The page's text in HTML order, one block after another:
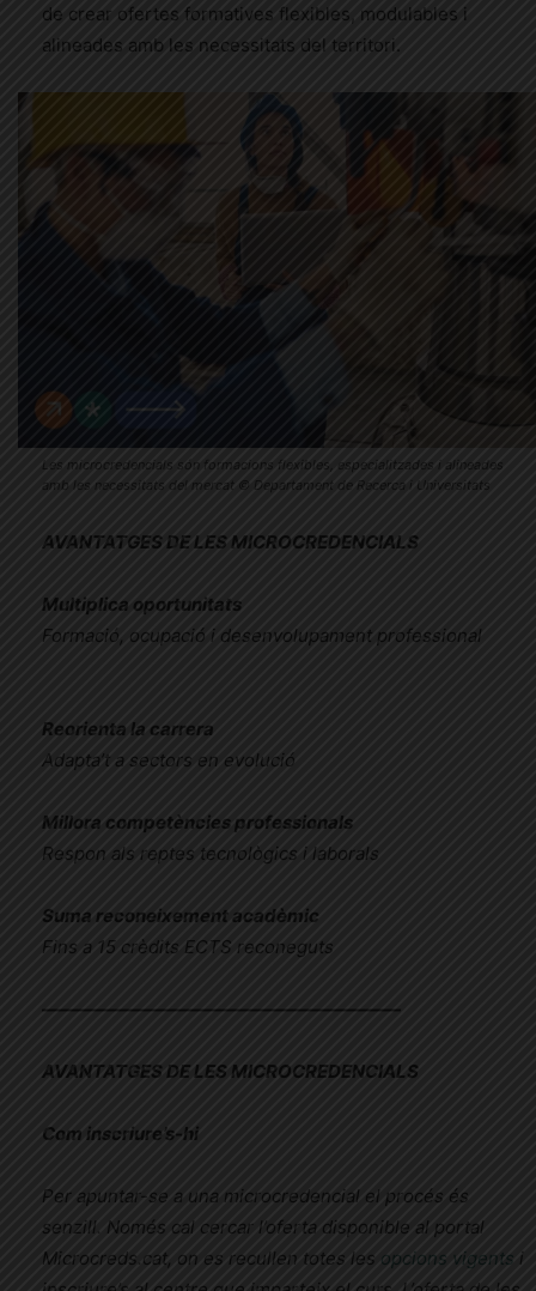
de crear ofertes formatives flexibles, modulables i
alineades amb les necessitats del territori.
Les microcredencials són formacions flexibles, especialitzades i alineades
amb les necessitats del mercat © Departament de Recerca i Universitats
AVANTATGES DE LES MICROCREDENCIALS
Multiplica oportunitats
Formació, ocupació i desenvolupament professional
Reorienta la carrera
Adapta’t a sectors en evolució
Millora competències professionals
Respon als reptes tecnològics i laborals
Suma reconeixement acadèmic
Fins a 15 crèdits ECTS reconeguts
————————————————————
AVANTATGES DE LES MICROCREDENCIALS
Com inscriure’s-hi
Per apuntar-se a una microcredencial el procés és
senzill. Només cal cercar l’oferta disponible al portal
Microcreds.cat, on es recullen totes les opcions vigents i